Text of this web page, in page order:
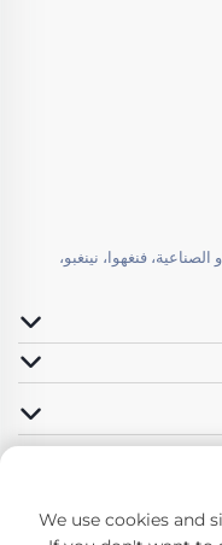
فنغهوا، نينغبو،
We use cookies and